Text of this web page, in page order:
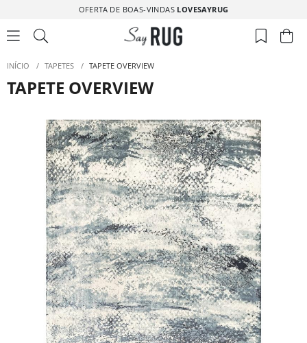
OFERTA DE BOAS-VINDAS LOVESAYRUG
INÍCIO / TAPETES / TAPETE OVERVIEW
TAPETE OVERVIEW